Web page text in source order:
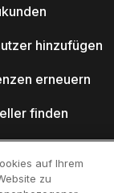
hinzufügen
erneuern
finden
auf Ihrem
zu